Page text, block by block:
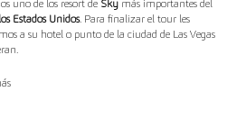
uno de los resort de Sky más importantes del
Estados Unidos. Para finalizar el tour les
a su hotel o punto de la ciudad de Las Vegas